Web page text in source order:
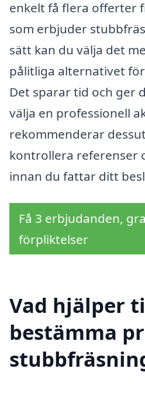
enkelt få flera offerter
som erbjuder
sätt kan du välja det
pålitliga alternativet
Det sparar tid och ger
välja en professionell
rekommenderar
kontrollera referenser
innan du fattar ditt
Få 3 erbjudanden,
förpliktelser
Vad hjälper
bestämma